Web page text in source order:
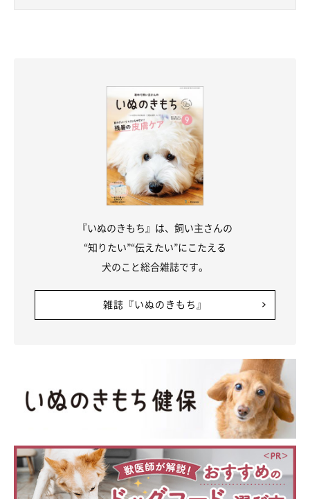
『いぬのきもち』は、飼い主さんの
“知りたい”“伝えたい”にこたえる
犬のこと総合雑誌です。
雑誌『いぬのきもち』